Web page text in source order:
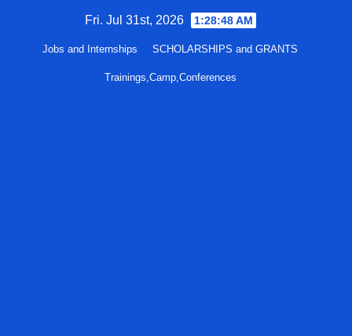
Fri. Jul 31st, 2026 1:28:49 AM
Jobs and Internships SCHOLARSHIPS and GRANTS
Trainings,Camp,Conferences